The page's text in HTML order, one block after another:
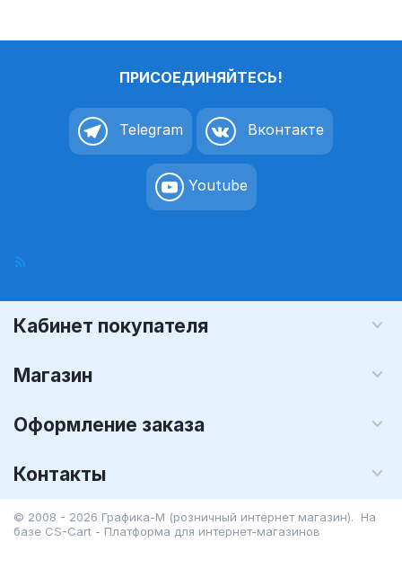
ПРИСОЕДИНЯЙТЕСЬ!
Telegram Вконтакте
Youtube
Кабинет покупателя
Магазин
Оформление заказа
Контакты
© 2008 - 2026 Графика-М (розничный интернет магазин). На
базе CS-Cart - Платформа для интернет-магазинов